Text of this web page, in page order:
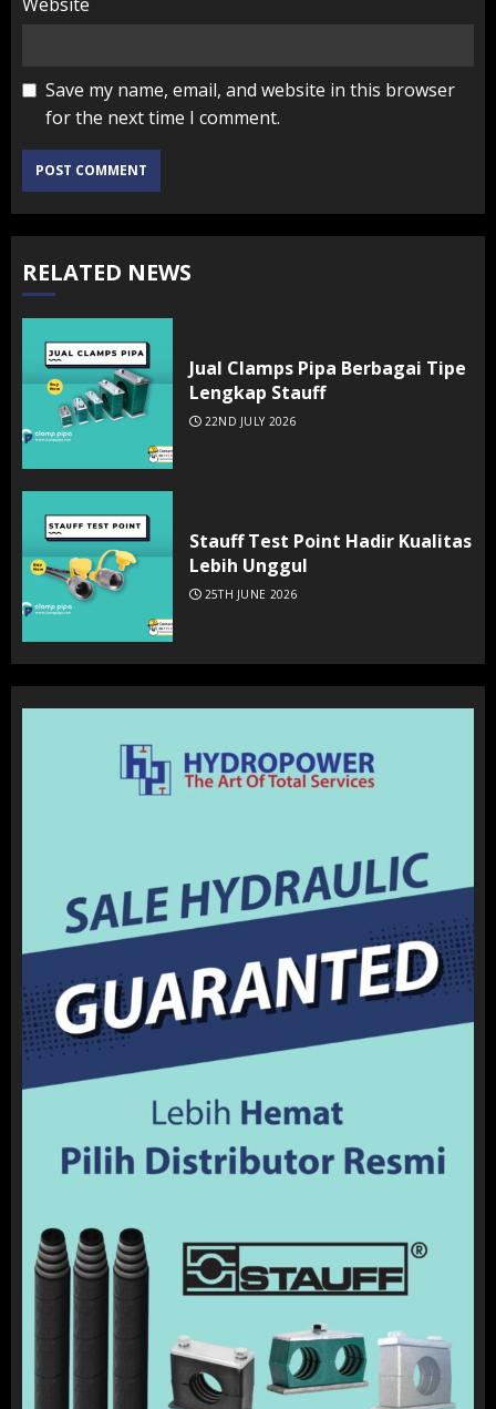
Save my name, email, and website in this browser
for the next time I comment.
RELATED NEWS
Jual Clamps Pipa Berbagai Tipe
Lengkap Stauff
22ND JULY 2026
Stauff Test Point Hadir Kualitas
Lebih Unggul
25TH JUNE 2026